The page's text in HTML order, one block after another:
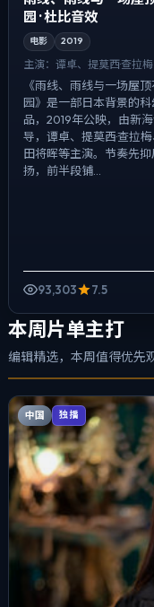
园 · 杜比音效
电影 2019
主演： 谭卓、提莫西·查拉
《雨线、雨线与一场屋
园》是一部日本背景的科
品，2019年公映，由新
导，谭卓、提莫西·查拉
田将晖等主演。节奏先抑
扬，前半段铺...
93,303 7.5
本周片单主打
编辑精选，本周值得优先
中国 独播